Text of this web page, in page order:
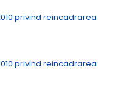
privind reincadrarea
privind reincadrarea